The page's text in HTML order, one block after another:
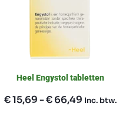
Heel Engystol tabletten
€15,69-€66,49 Inc. btw.